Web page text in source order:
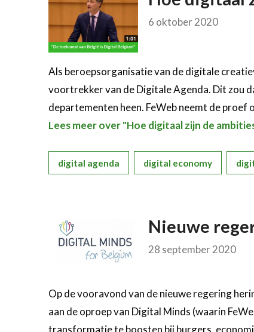
6 oktober 2020
Als beroepsorganisatie van de digitale
voortrekker van de Digitale Agenda. Dit zou
departementen heen. FeWeb neemt de proef
Lees meer over "Hoe digitaal zijn de
digital agenda digital economy
Nieuwe
28 september 2020
Op de vooravond van de nieuwe regering
aan de oproep van Digital Minds (waarin